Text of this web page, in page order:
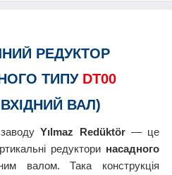
РЕДУКТОР
ТИПУ DT00
ВАЛ)
заводуYılmaz Redüktör— це
редуктори насадного
валом. Така конструкція